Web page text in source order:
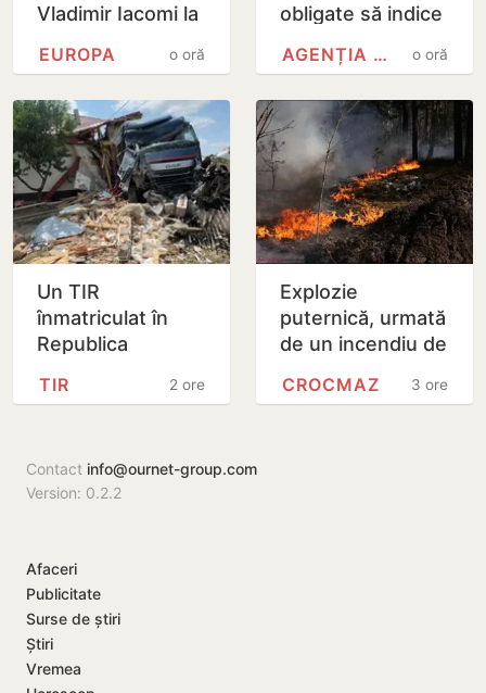
Vladimir Iacomi la
tineret de la
o oră
EUROPA
obligate să indice
alimentelor
o oră
AGENȚIA NAȚIONALĂ PENTRU…
Un TIR
înmatriculat în
Republica
în două gospodării
la…
2 ore
TIR
Explozie
puternică, urmată
de un incendiu de
Crocmaz, raionul
3 ore
CROCMAZ
Contact info@ournet-group.com
Version: 0.2.2
Afaceri
Publicitate
Surse de știri
Știri
Vremea